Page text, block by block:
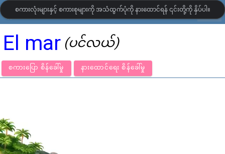
LanguageGuide.org•စပိန် ရုပ်ပြ ဝေါဟာရ settings
El mar (ပင်လယ်)
စကားပြော စိန်ခေါ်မှု နားထောင်ရေး စိန်ခေါ်မှု
စကားလုံးများနှင့် စကားစုများကို အသံထွက်ပုံကို နားထောင်ရန် ၎င်းတို့ကို နှိပ်ပါ။